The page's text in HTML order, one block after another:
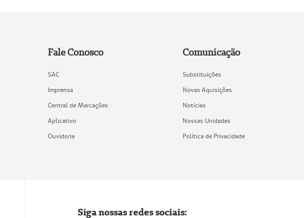
Fale Conosco
SAC
Imprensa
Central de Marcações
Aplicativo
Ouvidoria
Comunicação
Substituições
Novas Aquisições
Notícias
Nossas Unidades
Política de Privacidade
Siga nossas redes sociais: